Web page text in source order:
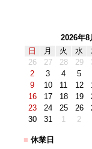
2026年8
日
月 火 水
26
27 28 29
2
3 4 5
9
10 11 12
16
17 18 19
23
24 25 26
30
31 1 2
■ 休業日